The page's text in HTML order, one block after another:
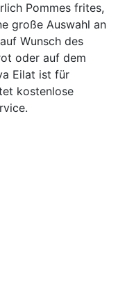
Pommes frites,
große Auswahl an
Wunsch des
oder auf dem
Eilat ist für
kostenlose